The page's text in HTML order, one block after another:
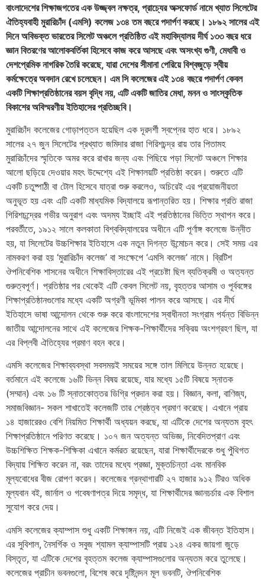
বাংলাদেশের শিক্ষাজগতের এক উজ্জ্বল নক্ষত্র, প্রাচ্যের অক্সফোর্ড নামে খ্যাত সিলেটের
ঐতিহ্যবাহী মুরারিচাঁদ (এমসি) কলেজ ১৩৪ তম বছরে পদার্পণ করছে। ১৮৯২ সালের এই
দিনে অবিভক্ত ভারতের সিলেট অঞ্চলে প্রতিষ্ঠিত এই মহাবিদ্যালয় দীর্ঘ ১৩৩ বছর ধরে
জ্ঞান বিতরণের আলোকবর্তিকা হিসেবে কাজ করে আসছে এবং অসংখ্য গুণী, মেধাবী ও
দেশপ্রেমিক নাগরিক তৈরি করেছে, যারা দেশের সীমানা পেরিয়ে বিশ্বজুড়ে স্বীয়
কর্মক্ষেত্রে অবদান রেখে চলেছেন। এম সি কলেজের এই ১৩৪ বছরে পদার্পণ কেবল
একটি শিক্ষাপ্রতিষ্ঠানের বয়স বৃদ্ধি নয়, এটি একটি জাতির মেধা, মনন ও সাংস্কৃতিক
বিকাশের অবিস্মরণীয় ইতিহাসের প্রতিচ্ছবি।
মুরারিচাঁদ কলেজের গোড়াপত্তন হয়েছিল এক দূরদর্শী স্বপ্নের হাত ধরে। ১৮৯২
সালের ২৭ জুন সিলেটের প্রখ্যাত জমিদার রাজা গিরিশচন্দ্র রায় তার পিতামহ
মুরারিচাঁদের স্মৃতিকে অমর করে রাখার জন্য এবং পিছিয়ে পড়া সিলেট অঞ্চলে শিক্ষার
আলো ছড়িয়ে দেওয়ার মহৎ উদ্দেশ্যে এই শিক্ষালয়টি প্রতিষ্ঠা করেন। শুরুতে এটি
একটি চতুষ্পাঠী বা টোল হিসেবে যাত্রা শুরু করলেও, অচিরেই এর প্রয়োজনীয়তা
অনুভূত হয় এবং এটি একটি মাধ্যমিক বিদ্যালয়ে রূপান্তরিত হয়। শিক্ষার প্রতি রাজা
গিরিশচন্দ্রের গভীর অনুরাগ এবং অদম্য ইচ্ছাই এই প্রতিষ্ঠানের ভিত্তি স্থাপন করে।
পরবর্তীতে, ১৯১২ সালে কলকাতা বিশ্ববিদ্যালয়ের অধীনে এটি পূর্ণাঙ্গ কলেজে উন্নীত
হয়, যা সিলেটের উচ্চশিক্ষার ইতিহাসে এক নতুন দিগন্ত উন্মোচন করে। সেই সময় এর
নামকরণ করা হয় ‘মুরারিচাঁদ কলেজ’ বা সংক্ষেপে ‘এমসি কলেজ’ নামে। ব্রিটিশ
ঔপনিবেশিক শাসনের অধীনে শিক্ষাবিস্তারের এই প্রচেষ্টা ছিল ব্যতিক্রমী ও অত্যন্ত
গুরুত্বপূর্ণ। প্রতিষ্ঠার পর থেকেই এটি কেবল সিলেট নয়, বৃহত্তর আসাম ও পূর্ববঙ্গের
শিক্ষাপ্রতিষ্ঠানগুলোর মধ্যে একটি অগ্রণী ভূমিকা পালন করে আসছে। এর দীর্ঘ
ইতিহাসে ভাষা আন্দোলন থেকে শুরু করে বাংলাদেশের স্বাধীনতা সংগ্রাম পর্যন্ত বিভিন্ন
জাতীয় আন্দোলনের সাথে এই কলেজের শিক্ষক-শিক্ষার্থীদের সক্রিয় অংশগ্রহণ ছিল, যা
এর বিপ্লবী ঐতিহ্যের প্রমাণ বহন করে।
এমসি কলেজের শিক্ষাব্যবস্থা সবসময়ই সময়ের সঙ্গে তাল মিলিয়ে উন্নত হয়েছে।
বর্তমানে এই কলেজে ১৬টি ভিন্ন বিষয় রয়েছে, যার মধ্যে ১৫টি বিষয়ে স্নাতক
(সম্মান) এবং ১৬ টি স্নাতকোত্তর ডিগ্রি প্রদান করা হয়। বিজ্ঞান, কলা, বাণিজ্য,
সমাজবিজ্ঞান- সকল শাখাতেই কলেজটি তার শ্রেষ্ঠত্ব প্রমাণ করেছে। এখানে প্রায়
১৪ হাজারেরও বেশি নিয়মিত শিক্ষার্থী অধ্যয়ন করছে, যা এটিকে দেশের অন্যতম বৃহৎ
শিক্ষাপ্রতিষ্ঠানে পরিণত করেছে। ১০৭ জন অত্যন্ত অভিজ্ঞ, নিবেদিতপ্রাণ এবং
উচ্চশিক্ষিত শিক্ষক-শিক্ষিকা এখানে কর্মরত রয়েছেন, যারা শিক্ষার্থীদেরকে শুধু পুঁথিগত
বিদ্যায় শিক্ষিত করেন না, বরং তাদের মধ্যে প্রজ্ঞা, মুক্তচিন্তা এবং মানবিক
মূল্যবোধের বীজ রোপণ করেন। কলেজের গ্রন্থাগারটি ২৭ হাজার ৯১২ টিরও অধিক
মূল্যবান বই, জার্নাল ও গবেষণাপত্র দিয়ে সমৃদ্ধ, যা শিক্ষার্থীদের জ্ঞানচর্চার এক বিশাল
সুযোগ করে দেয়।
এমসি কলেজের ক্যাম্পাস শুধু একটি শিক্ষাঙ্গন নয়, এটি নিজেই এক জীবন্ত ইতিহাস।
এর সুবিশাল, নৈসর্গিক ও সবুজ শ্যামল ক্যাম্পাসটি প্রায় ১২৪ একর জায়গা জুড়ে
বিস্তৃত, যা এটিকে দেশের বৃহত্তম কলেজ ক্যাম্পাসগুলোর অন্যতম করে তুলেছে।
কলেজের প্রাচীন ভবনগুলো, বিশেষ করে দৃষ্টিনন্দন মূল ভবনটি, ঔপনিবেশিক